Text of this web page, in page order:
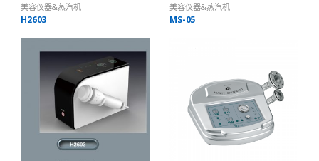
美容仪器&蒸汽机
H2603
美容仪器&蒸汽机
MS-05